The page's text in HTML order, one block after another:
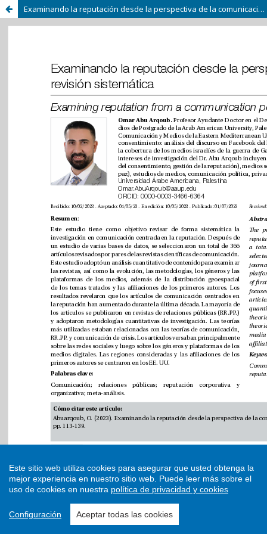
Examinando la reputación desde la perspectiva de la comunicación: una revisión sistemática
Este sitio web utiliza cookies para asegurar que usted obtenga la
mejor experiencia en nuestro sitio web. Puede leer más sobre el
uso de cookies en nuestra política de privacidad y cookies
Configuración Aceptar todas las cookies